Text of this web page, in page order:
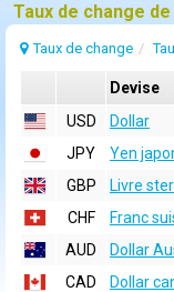
Taux de change
Devise
USD
Dollar
JPY
Yen
GBP
Livre
CHF
Franc
AUD
Dollar
CAD
Dollar